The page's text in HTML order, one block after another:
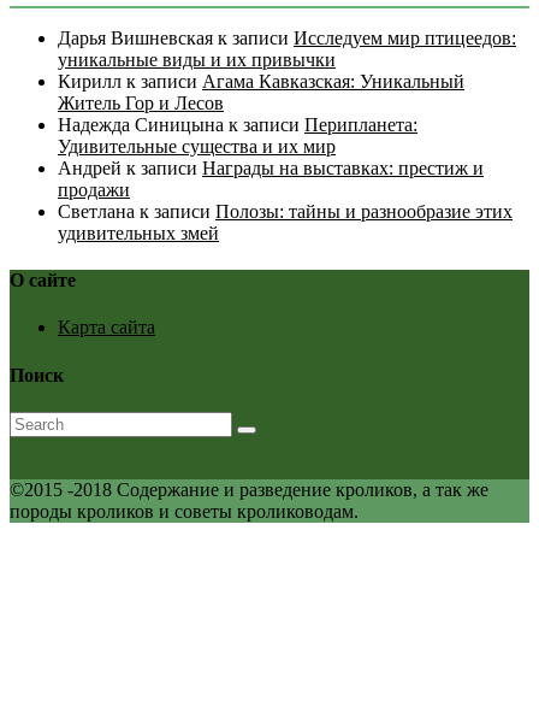
Дарья Вишневская к записи Исследуем мир птицеедов:
уникальные виды и их привычки
Кирилл к записи Агама Кавказская: Уникальный
Житель Гор и Лесов
Надежда Синицына к записи Перипланета:
Удивительные существа и их мир
Андрей к записи Награды на выставках: престиж и
продажи
Светлана к записи Полозы: тайны и разнообразие этих
удивительных змей
О сайте
Карта сайта
Поиск
©2015 -2018 Содержание и разведение кроликов, а так же
породы кроликов и советы кролиководам.